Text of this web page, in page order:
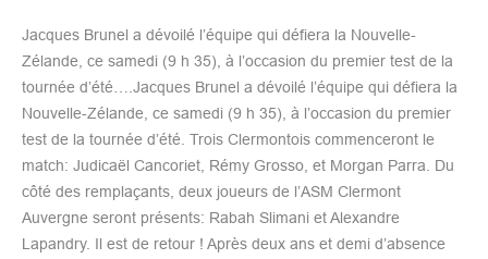
Jacques Brunel a dévoilé l’équipe qui défiera la Nouvelle-
Zélande, ce samedi (9 h 35), à l’occasion du premier test de la
tournée d’été….Jacques Brunel a dévoilé l’équipe qui défiera la
Nouvelle-Zélande, ce samedi (9 h 35), à l’occasion du premier
test de la tournée d’été. Trois Clermontois commenceront le
match: Judicaël Cancoriet, Rémy Grosso, et Morgan Parra. Du
côté des remplaçants, deux joueurs de l’ASM Clermont
Auvergne seront présents: Rabah Slimani et Alexandre
Lapandry. Il est de retour ! Après deux ans et demi d’absence